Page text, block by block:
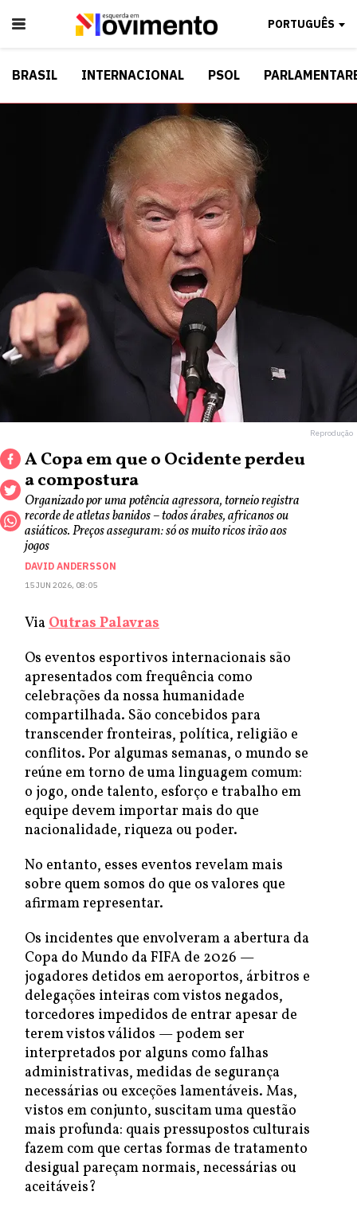
PORTUGUÊS
BRASIL INTERNACIONAL PSOL
Reprodução
A Copa em que o Ocidente perdeu
a compostura
Organizado por uma potência agressora, torneio registra
recorde de atletas banidos – todos árabes, africanos ou
asiáticos. Preços asseguram: só os muito ricos irão aos
jogos
DAVID ANDERSSON
15 JUN 2026, 08:05
Via Outras Palavras
Os eventos esportivos internacionais são
apresentados com frequência como
celebrações da nossa humanidade
compartilhada. São concebidos para
transcender fronteiras, política, religião e
conflitos. Por algumas semanas, o mundo se
reúne em torno de uma linguagem comum:
o jogo, onde talento, esforço e trabalho em
equipe devem importar mais do que
nacionalidade, riqueza ou poder.
No entanto, esses eventos revelam mais
sobre quem somos do que os valores que
afirmam representar.
Os incidentes que envolveram a abertura da
Copa do Mundo da FIFA de 2026 —
jogadores detidos em aeroportos, árbitros e
delegações inteiras com vistos negados,
torcedores impedidos de entrar apesar de
terem vistos válidos — podem ser
interpretados por alguns como falhas
administrativas, medidas de segurança
necessárias ou exceções lamentáveis. Mas,
vistos em conjunto, suscitam uma questão
mais profunda: quais pressupostos culturais
fazem com que certas formas de tratamento
desigual pareçam normais, necessárias ou
aceitáveis?